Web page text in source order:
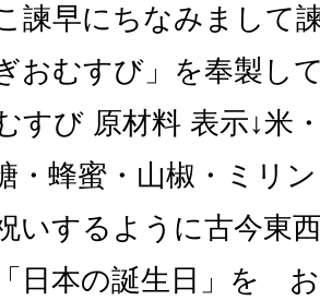
諫早にちなみまして
おむすび」を奉製し
すび 原材料 表示↓米
・蜂蜜・山椒・ミリ
いするように古今東
日本の誕生日」を